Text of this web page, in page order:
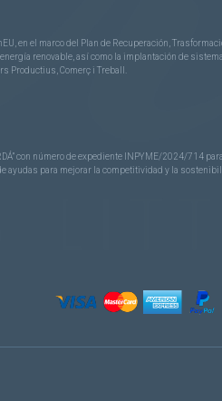
en el marco del Plan de Recuperación,
renovable, así como la implantación de
Productius, Comerç i Treball.
con número de expediente INPYME/2024/
ayudas para mejorar la competitividad y la